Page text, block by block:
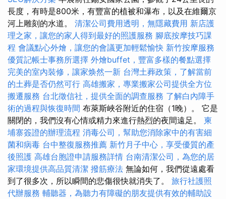
長度，有時是800米，有豐富的植被和瀑布，以及在維爾京
河上雕刻的水道。 清潔公司費用透明，無隱藏費用 新店護
理之家，讓您的家人得到最好的照護服務 腳底按摩技巧課
程 會議點心外燴，讓您的會議更加輕鬆愉快 新竹按摩服務
優質記帳士事務所選擇 外燴buffet，豐富多樣的餐點選擇
完美的室內裝修，讓家焕然一新 台灣土葬政策，了解當前
的土葬是否仍然可行 高雄搬家，專業搬家公司提供全方位
搬遷服務 台北徵信社，提供全面的調查服務 了解白內障手
術的過程與恢復時間 布萊斯峽谷附近的住宿（1晚）。 它是
關閉的，我們沒有心情或精力來進行熱烈的夜間遠足。 柬
埔寨簽證的辦理流程 消毒公司，幫助您消除家中的有害細
菌和病毒 台中整復服務推薦 新竹月子中心，享受優質的產
後照護 高雄台胞證申請服務詳情 台南清潔公司，為您的居
家環境提供高品質清潔 撥筋療法 無論如何，我們從遠處看
到了很多次，所以瞬間的悲傷很快就消失了。 旅行社護照
代辦服務 輔聽器，為聽力有障礙的朋友提供有效的輔助設